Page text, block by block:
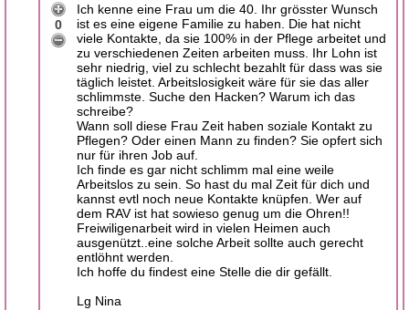
0
Ich kenne eine Frau um die 40. Ihr grösster Wunsch
ist es eine eigene Familie zu haben. Die hat nicht
viele Kontakte, da sie 100% in der Pflege arbeitet und
zu verschiedenen Zeiten arbeiten muss. Ihr Lohn ist
sehr niedrig, viel zu schlecht bezahlt für dass was sie
täglich leistet. Arbeitslosigkeit wäre für sie das aller
schlimmste. Suche den Hacken? Warum ich das
schreibe?
Wann soll diese Frau Zeit haben soziale Kontakt zu
Pflegen? Oder einen Mann zu finden? Sie opfert sich
nur für ihren Job auf.
Ich finde es gar nicht schlimm mal eine weile
Arbeitslos zu sein. So hast du mal Zeit für dich und
kannst evtl noch neue Kontakte knüpfen. Wer auf
dem RAV ist hat sowieso genug um die Ohren!!
Freiwiligenarbeit wird in vielen Heimen auch
ausgenützt..eine solche Arbeit sollte auch gerecht
entlöhnt werden.
Ich hoffe du findest eine Stelle die dir gefällt.
Lg Nina